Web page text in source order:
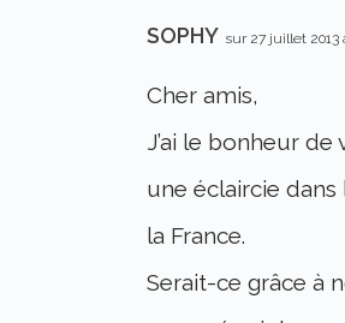
SOPHY sur 27 juillet 2013
Cher amis,
J’ai le bonheur
une éclaircie dans
la France.
Serait-ce grâce à